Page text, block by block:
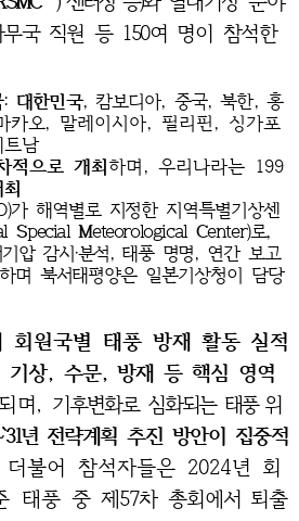
국 직원 등 150여 명이 참석한
대한민국, 캄보디아, 중국, 북한, 홍
카오, 말레이시아, 필리핀, 싱가포
남
적으로 개최하며, 우리나라는 199
가 해역별로 지정한 지역특별기상센
SpecialMeteorological Center)로,
압 감시·분석, 태풍명명, 연간 보고
며 북서태평양은 일본기상청이 담당
회원국별 태풍방재 활동 실적
기상,수문, 방재 등 핵심 영역
되며, 기후변화로 심화되는 태풍 위
년전략계획 추진 방안이 집중적
더불어 참석자들은 2024년 회
태풍중 제57차 총회에서 퇴출